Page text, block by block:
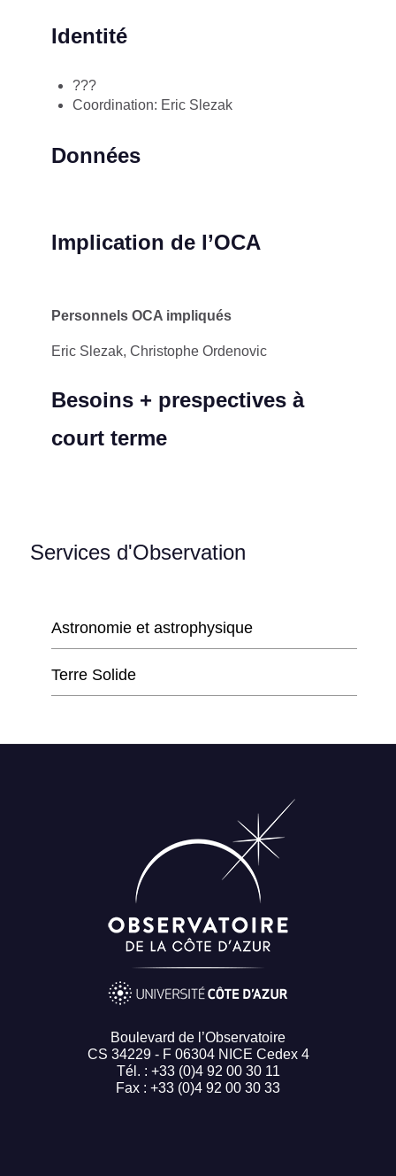
Identité
???
Coordination: Eric Slezak
Données
Implication de l’OCA
Personnels OCA impliqués
Eric Slezak, Christophe Ordenovic
Besoins + prespectives à
court terme
Services d'Observation
Astronomie et astrophysique
Terre Solide
Boulevard de l’Observatoire
CS 34229 - F 06304 NICE Cedex 4
Tél. : +33 (0)4 92 00 30 11
Fax : +33 (0)4 92 00 30 33